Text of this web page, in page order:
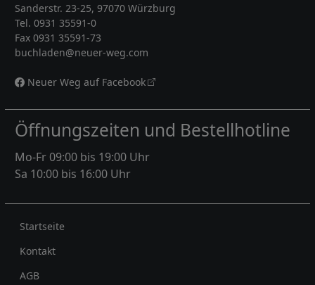
Sanderstr. 23-25, 97070 Würzburg
Tel. 0931 35591-0
Fax 0931 35591-73
buchladen@neuer-weg.com
Neuer Weg auf Facebook
Öffnungszeiten und Bestellhotline
Mo-Fr 09:00 bis 19:00 Uhr
Sa 10:00 bis 16:00 Uhr
Rechtliches
Startseite
Kontakt
AGB